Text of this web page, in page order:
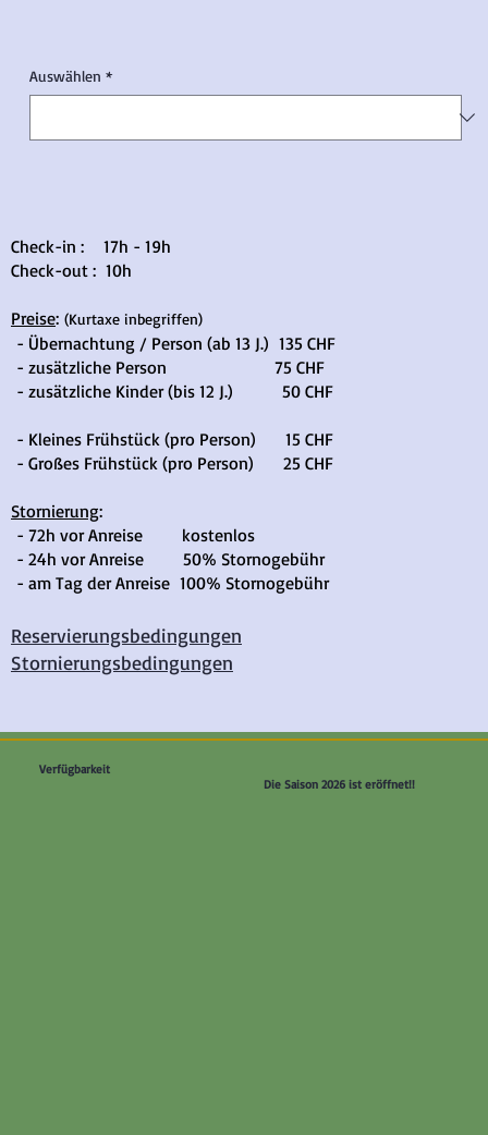
Check-in : 17h - 19h
Check-out : 10h
Preise: (Kurtaxe inbegriffen)
- Übernachtung / Person (ab 13 J.) 135 CHF
- zusätzliche Person 75 CHF
- zusätzliche Kinder (bis 12 J.) 50 CHF
- Kleines Frühstück (pro Person) 15 CHF
- Großes Frühstück (pro Person) 25 CHF
Stornierung:
- 72h vor Anreise kostenlos
- 24h vor Anreise 50% Stornogebühr
- am Tag der Anreise 100% Stornogebühr
Reservierungsbedingungen
Stornierungsbedingungen
Auswählen *
Verfügbarkeit
Die Saison 2026 ist eröffnet!!